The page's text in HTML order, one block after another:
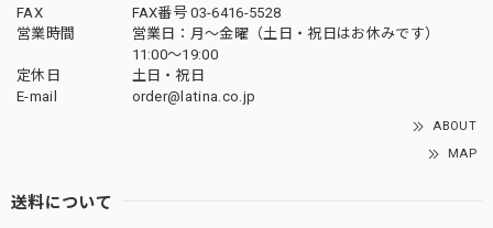
FAX
FAX番号 03-6416-5528
営業時間
営業日：月〜金曜（土日・祝日はお休みです）
11:00〜19:00
定休日
土日・祝日
E-mail
order@latina.co.jp
ABOUT
MAP
送料について